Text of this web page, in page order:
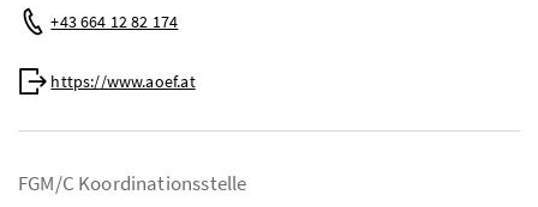
Mobil:
+43 664 12 82 174
Web:
https://www.aoef.at
FGM/C Koordinationsstelle